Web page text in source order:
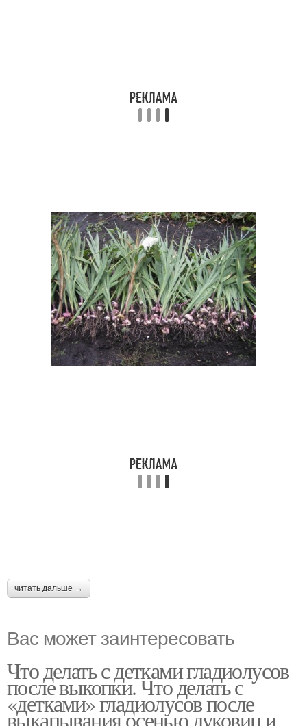
читать дальше →
Вас может заинтересовать
Что делать с детками гладиолусов
после выкопки. Что делать с
«детками» гладиолусов после
выкапывания осенью луковиц и